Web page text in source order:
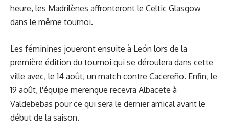
heure, les Madrilènes affronteront le Celtic Glasgow
dans le même tournoi.
Les féminines joueront ensuite à León lors de la
première édition du tournoi qui se déroulera dans cette
ville avec, le 14 août, un match contre Cacereño. Enfin, le
19 août, l'équipe merengue recevra Albacete à
Valdebebas pour ce qui sera le dernier amical avant le
début de la saison.